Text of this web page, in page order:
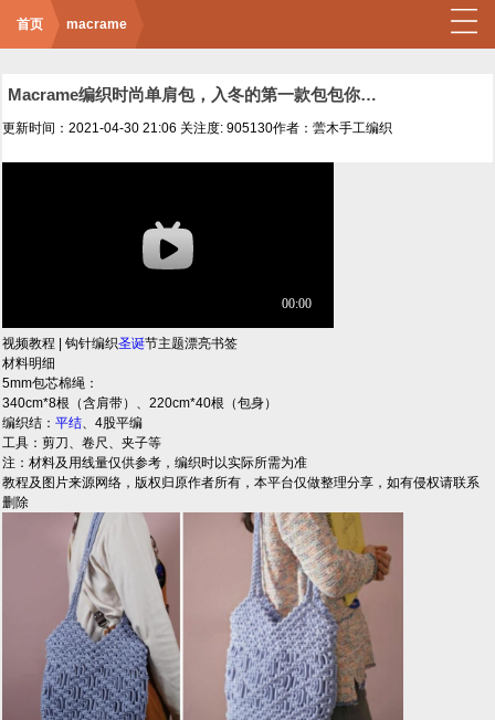
首页 macrame
Macrame编织时尚单肩包，入冬的第一款包包你安排了吗？
更新时间：2021-04-30 21:06 关注度: 905130作者：蕓木手工编织
视频教程 | 钩针编织圣诞节主题漂亮书签
材料明细
5mm包芯棉绳：
340cm*8根（含肩带）、220cm*40根（包身）
编织结：平结、4股平编
工具：剪刀、卷尺、夹子等
注：材料及用线量仅供参考，编织时以实际所需为准
教程及图片来源网络，版权归原作者所有，本平台仅做整理分享，如有侵权请联系
删除